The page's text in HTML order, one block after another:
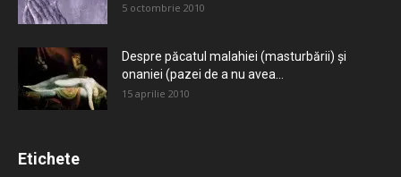
5 octombrie 2010
Despre păcatul malahiei (masturbării) şi
onaniei (pazei de a nu avea...
15 aprilie 2010
Etichete